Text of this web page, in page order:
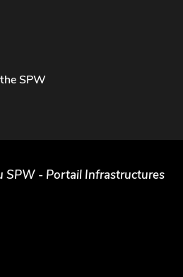
SPW
SPW - Portail Infrastructures